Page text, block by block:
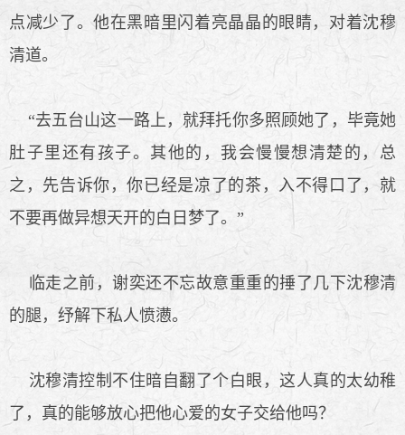
点减少了。他在黑暗里闪着亮晶晶的眼睛，对着沈穆
清道。
“去五台山这一路上，就拜托你多照顾她了，毕竟她
肚子里还有孩子。其他的，我会慢慢想清楚的，总
之，先告诉你，你已经是凉了的茶，入不得口了，就
不要再做异想天开的白日梦了。”
临走之前，谢奕还不忘故意重重的捶了几下沈穆清
的腿，纾解下私人愤懑。
沈穆清控制不住暗自翻了个白眼，这人真的太幼稚
了，真的能够放心把他心爱的女子交给他吗？